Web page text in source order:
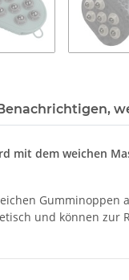
mit dem weichen
Gumminoppen
und können zur